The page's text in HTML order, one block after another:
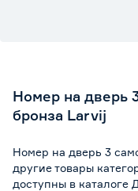
Номер на дверь
бронза Larvij
Номер на дверь 3
другие товары
доступны в каталоге